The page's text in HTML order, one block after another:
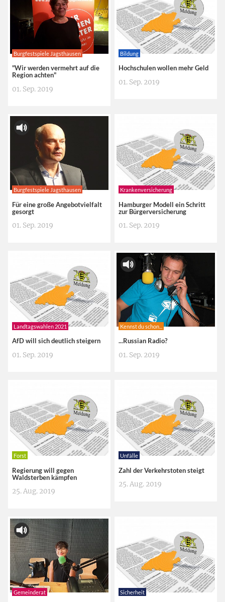
Burgfestspiele Jagsthausen
"Wir werden vermehrt auf die
Region achten"
01. Sep. 2019
Bildung
Hochschulen wollen mehr Geld
01. Sep. 2019
Burgfestspiele Jagsthausen
Für eine große Angebotvielfalt
gesorgt
01. Sep. 2019
Krankenversicherung
Hamburger Modell ein Schritt
zur Bürgerversicherung
01. Sep. 2019
Landtagswahlen 2021
AfD will sich deutlich steigern
01. Sep. 2019
Kennst du schon...
...Russian Radio?
01. Sep. 2019
Forst
Regierung will gegen
Waldsterben kämpfen
25. Aug. 2019
Unfälle
Zahl der Verkehrstoten steigt
25. Aug. 2019
Gemeinderat Sicherheit